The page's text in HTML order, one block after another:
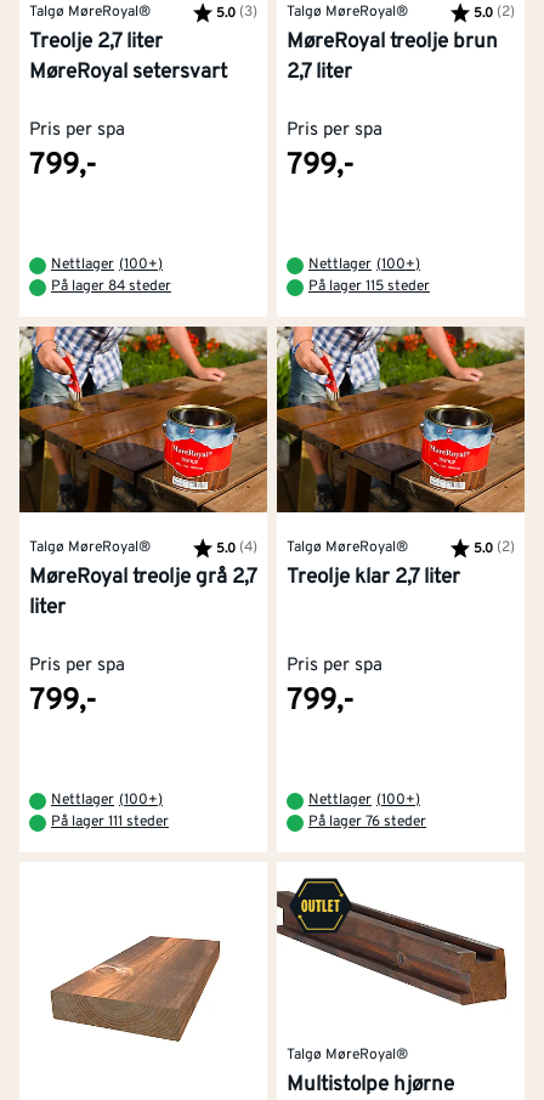
Talgø MøreRoyal® Karakter:
5.0 (3) av 5 mulige
Treolje 2,7 liter
MøreRoyal setersvart
Pris per spa
799,-
Nettlager (100+)
På lager 84 steder
Talgø MøreRoyal® Karakter:
5.0 (2)
MøreRoyal treolje brun
2,7 liter
Pris per spa
799,-
Nettlager (100+)
På lager 115 steder
Talgø MøreRoyal® Karakter:
5.0 (4) av 5 mulige
MøreRoyal treolje grå 2,7
liter
Pris per spa
799,-
Nettlager (100+)
På lager 111 steder
Talgø MøreRoyal® Karakter:
5.0 (2)
Treolje klar 2,7 liter
Pris per spa
799,-
Nettlager (100+)
På lager 76 steder
Talgø MøreRoyal®
Multistolpe hjørne